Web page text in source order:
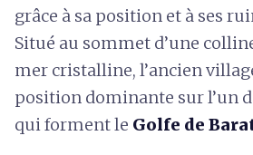
grâce à sa position et à ses
Situé au sommet d’une
mer cristalline, l’ancien
position dominante sur l’un
qui forment le Golfe de